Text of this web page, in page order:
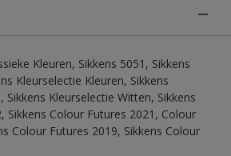
Kleuren, Sikkens 5051, Sikkens
Kleurselectie Kleuren, Sikkens
Sikkens Kleurselectie Witten, Sikkens
Sikkens Colour Futures 2021, Colour
Colour Futures 2019, Sikkens Colour